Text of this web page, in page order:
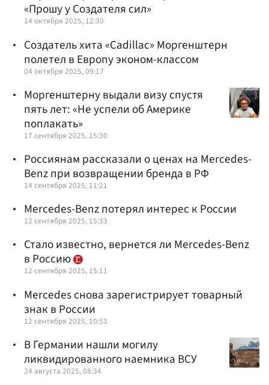
«Прошу у Создателя сил»
14 октября 2025, 12:30
Создатель хита «Cadillac» Моргенштерн
полетел в Европу эконом-классом
04 октября 2025, 09:17
Моргенштерну выдали визу спустя
пять лет: «Не успели об Америке
поплакать»
17 сентября 2025, 15:30
Россиянам рассказали о ценах на Mercedes-
Benz при возвращении бренда в РФ
14 сентября 2025, 11:21
Mercedes-Benz потерял интерес к России
12 сентября 2025, 15:33
Стало известно, вернется ли Mercedes-Benz
в Россию
12 сентября 2025, 15:11
Mercedes снова зарегистрирует товарный
знак в России
12 сентября 2025, 10:53
В Германии нашли могилу
ликвидированного наемника ВСУ
24 августа 2025, 08:34